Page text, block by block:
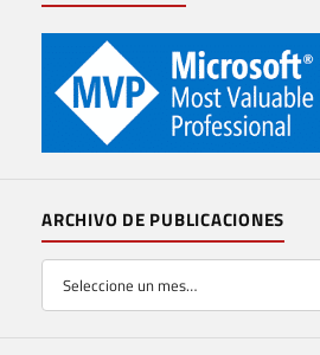
ARCHIVO DE PUBLICACIONES